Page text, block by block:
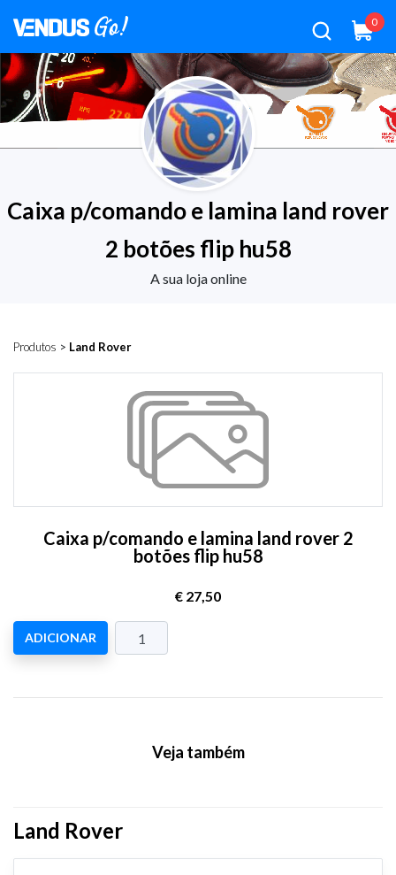
0
Caixa p/comando e lamina land rover
2 botões flip hu58
A sua loja online
Produtos > Land Rover
Caixa p/comando e lamina land rover 2
botões flip hu58
€ 27,50
ADICIONAR
Veja também
Land Rover